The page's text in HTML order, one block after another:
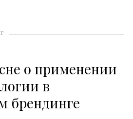
о применении
в
брендинге